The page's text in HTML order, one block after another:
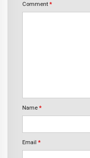
Comment *
Name *
Email *